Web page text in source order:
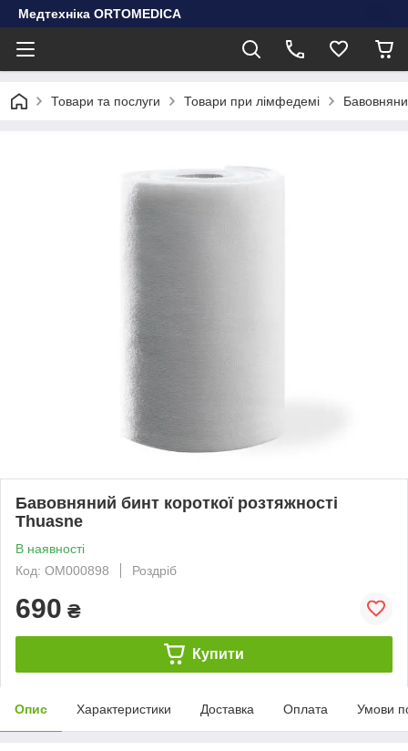
Медтехніка ORTOMEDICA
Товари та послуги Товари при лімфедемі
Бавовняний бинт короткої розтяжності
Thuasne
В наявності
Код: ОМ000898
Роздріб
690 ₴
Купити
Опис Характеристики Доставка Оплата Умови